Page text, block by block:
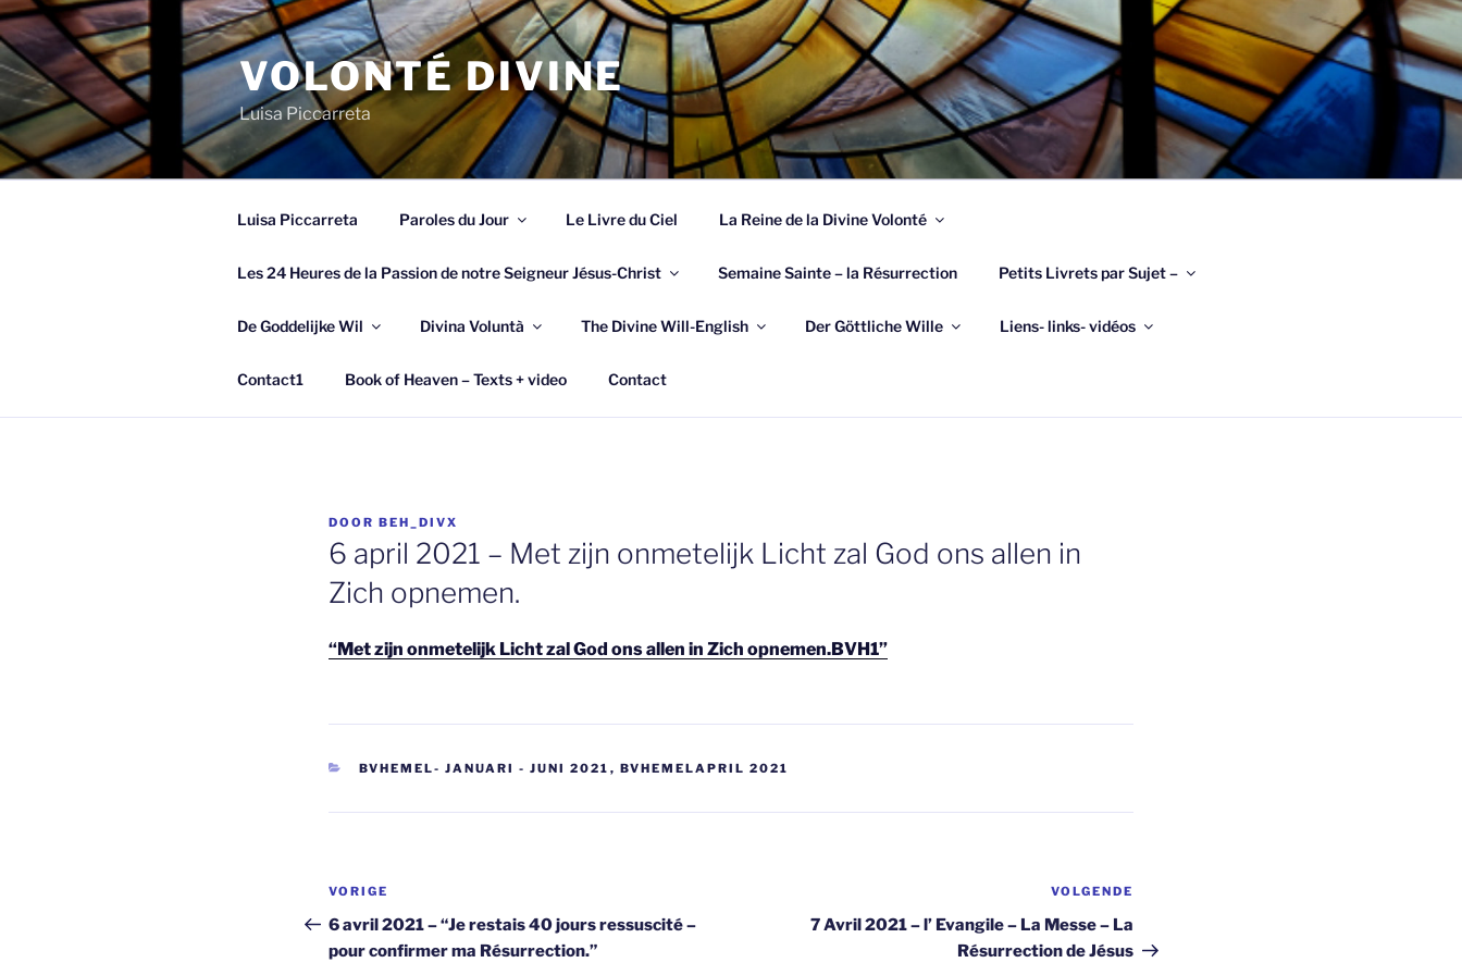
Spring
naar
de
inhoud
VOLONTÉ DIVINE
Luisa Piccarreta
Luisa Piccarreta Paroles du Jour Le Livre du Ciel La Reine de la Divine Volonté
Les 24 Heures de la Passion de notre Seigneur Jésus-Christ Semaine Sainte – la Résurrection Petits Livrets par Sujet –
De Goddelijke Wil Divina Voluntà The Divine Will-English Der Göttliche Wille Liens- links- vidéos
Contact1 Book of Heaven – Texts + video Contact
GEPLAATST
OP
DOOR BEH_DIVX
6 april 2021 – Met zijn onmetelijk Licht zal God ons allen in
Zich opnemen.
“Met zijn onmetelijk Licht zal God ons allen in Zich opnemen.BVH1”
CATEGORIEËN
BVHEMEL- JANUARI - JUNI 2021 , BVHEMELAPRIL 2021
Berichtnavigatie
Vorig
bericht
VORIGE
6 avril 2021 – “Je restais 40 jours ressuscité –
pour confirmer ma Résurrection.”
VOLGENDE
7 Avril 2021 – l’ Evangile – La Messe – La
Résurrection de Jésus